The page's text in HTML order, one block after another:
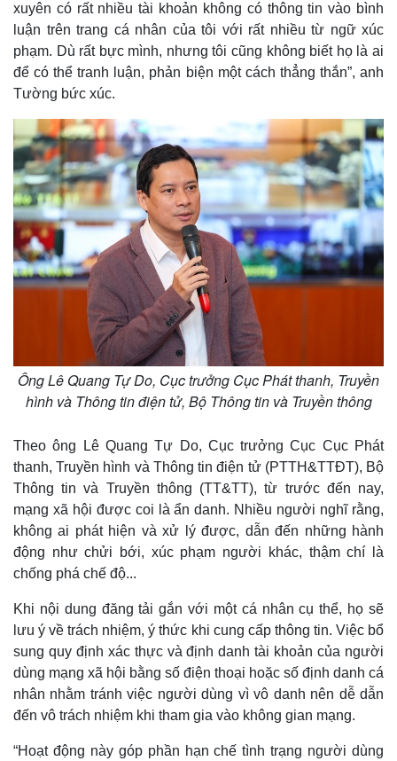
Kinh tế
Bất động sản
Khởi nghiệp
Giá vàng
Tiêu dùng
Tỷ giá
Chứng khoán
Giá cà phê
xuyên có rất nhiều tài khoản không có thông tin vào bình
luận trên trang cá nhân của tôi với rất nhiều từ ngữ xúc
phạm. Dù rất bực mình, nhưng tôi cũng không biết họ là ai
để có thể tranh luận, phản biện một cách thẳng thắn”, anh
Tường bức xúc.
Ông Lê Quang Tự Do, Cục trưởng Cục Phát thanh, Truyền
hình và Thông tin điện tử, Bộ Thông tin và Truyền thông
Theo ông Lê Quang Tự Do, Cục trưởng Cục Cục Phát
thanh, Truyền hình và Thông tin điện tử (PTTH&TTĐT), Bộ
Thông tin và Truyền thông (TT&TT), từ trước đến nay,
mạng xã hội được coi là ẩn danh. Nhiều người nghĩ rằng,
không ai phát hiện và xử lý được, dẫn đến những hành
động như chửi bới, xúc phạm người khác, thậm chí là
chống phá chế độ...
Khi nội dung đăng tải gắn với một cá nhân cụ thể, họ sẽ
lưu ý về trách nhiệm, ý thức khi cung cấp thông tin. Việc bổ
sung quy định xác thực và định danh tài khoản của người
dùng mạng xã hội bằng số điện thoại hoặc số định danh cá
nhân nhằm tránh việc người dùng vì vô danh nên dễ dẫn
đến vô trách nhiệm khi tham gia vào không gian mạng.
“Hoạt động này góp phần hạn chế tình trạng người dùng